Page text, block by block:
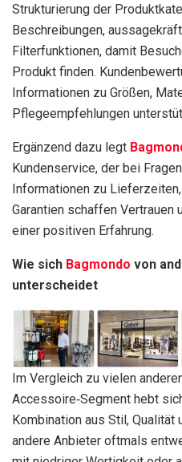
Strukturierung der
Beschreibungen,
Filterfunktionen, damit
Produkt finden.
Informationen zu Größen,
Pflegeempfehlungen
Ergänzend dazu legt
Kundenservice, der bei
Informationen zu
Garantien schaffen Vertrauen
einer positiven Erfahrung.
Wie sich Bagmondo von
unterscheidet
Im Vergleich zu vielen
Accessoire‑Segment hebt
Kombination aus Stil, Qualität
andere Anbieter oftmals